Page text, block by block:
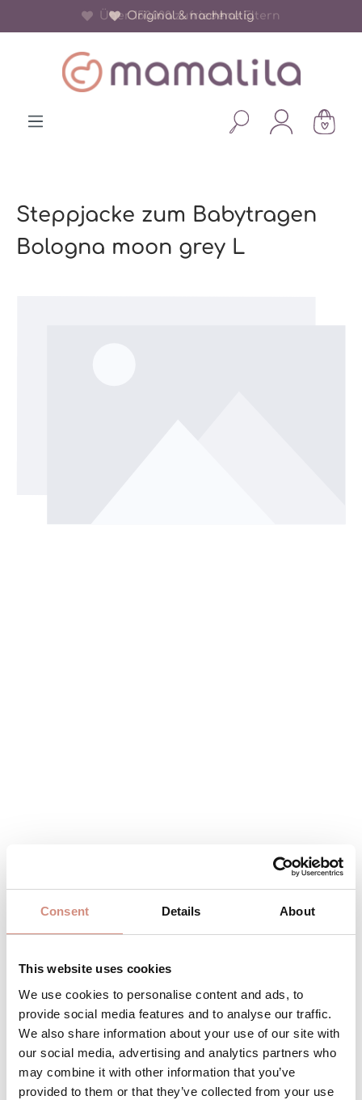
Consent Details About
This website uses cookies
We use cookies to personalise content and ads, to
provide social media features and to analyse our traffic.
We also share information about your use of our site with
our social media, advertising and analytics partners who
may combine it with other information that you’ve
provided to them or that they’ve collected from your use
springen Original & nachhaltig
Über 150.000 zufriedene Eltern
Steppjacke zum Babytragen
Bologna moon grey L
179,00 €
Preise inkl. MwSt. zzgl. Versandkosten
Stk IN DEN WARENKORB
Produktnummer:LPJ-l-mg